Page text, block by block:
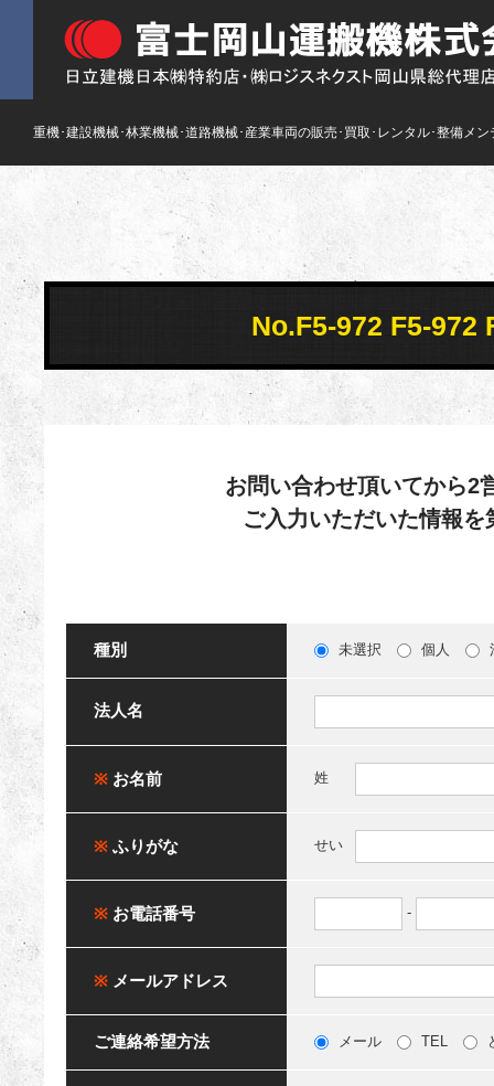
重機･建設機械･林業機械･道路機械･産業車両の販売･買取･レンタル･整備メン
No.F5-972 F5-972
お問い合わせ頂いてから2
ご入力いただいた情報
種別 未選択 個人
法人名
※ お名前 姓
※ ふりがな せい
※ お電話番号 -
※ メールアドレス
ご連絡希望方法 メール TEL